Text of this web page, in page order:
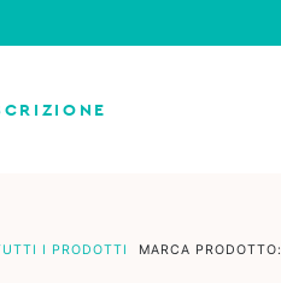
I PRODOTTI MARCA PRODOTTO: